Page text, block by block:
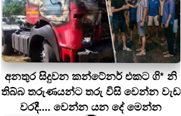
අනතුර සිදුවන කන්ටේනර් එකට ගි* නි
තිබ්බ තරුණයන්ට තරු විසි වෙන්න වැඩ
වරදී.... වෙන්න යන දේ මෙන්න